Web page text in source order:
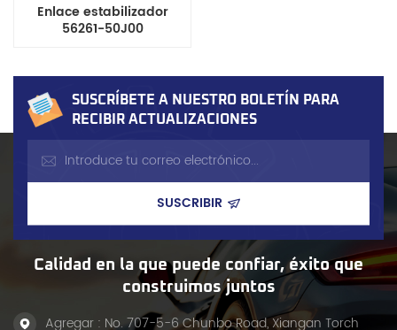
Enlace estabilizador
56261-50J00
SUSCRÍBETE A NUESTRO BOLETÍN PARA
RECIBIR ACTUALIZACIONES
Calidad en la que puede confiar, éxito que
construimos juntos
Agregar : No. 707-5-6 Chunbo Road, Xiangan Torch